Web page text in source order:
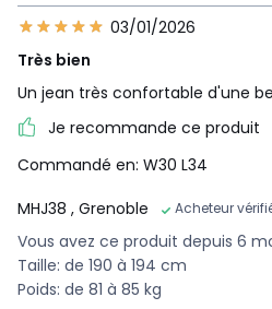
03/01/2026
Très bien
Un jean très confortable d'une
Je recommande ce produit
Commandé en: W30 L34
MHJ38 , Grenoble Acheteur
Vous avez ce produit depuis 6
Taille: de 190 à 194 cm
Poids: de 81 à 85 kg